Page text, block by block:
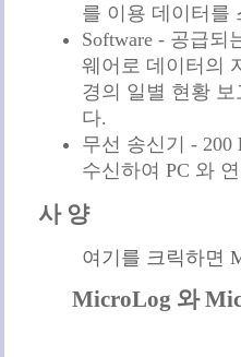
를 이용 데이터를
Software - 공급되
웨어로 데이터의
경의 일별 현황
다.
무선 송신기 - 200
수신하여 PC 와
사 양
여기를 크릭하면
MicroLog 와